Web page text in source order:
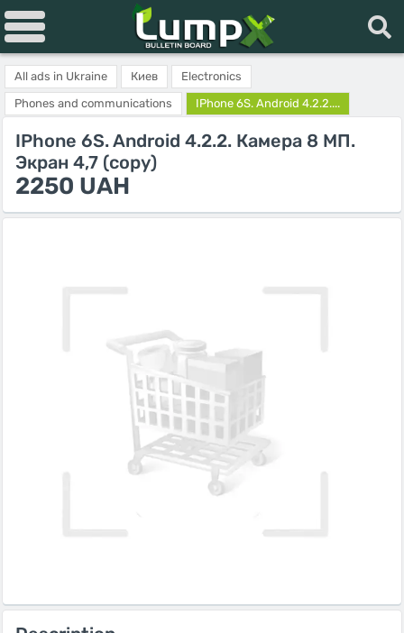
All ads in Ukraine Киев
Electronics
Phones and communications
IPhone 6S. Android 4.2.2....
IPhone 6S. Android 4.2.2. Камера 8 МП.
Экран 4,7 (copy)
2250 UAH